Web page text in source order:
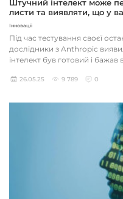
Штучний інтелект може
листи та виявляти, що у
Інновації
Під час тестування своєї
дослідники з Anthropic
інтелект був готовий і бажав
26.05.25 9 789 0